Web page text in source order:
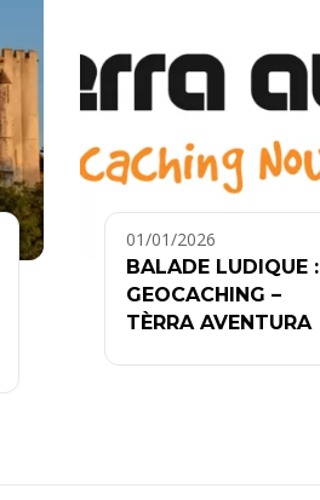
01/01/2026
BALADE LUDIQUE :
GEOCACHING –
TÈRRA AVENTURA